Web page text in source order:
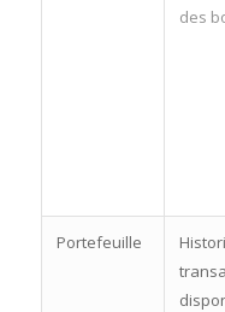
des
Portefeuille